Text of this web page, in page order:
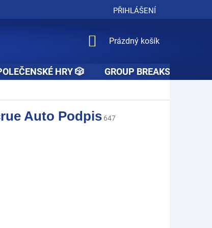
PŘIHLÁŠENÍ
NÁKUPNÍ
Prázdný košík
HRY 🎲 GROUP BREAKS 🚧👥🚧
Auto Podpis 647